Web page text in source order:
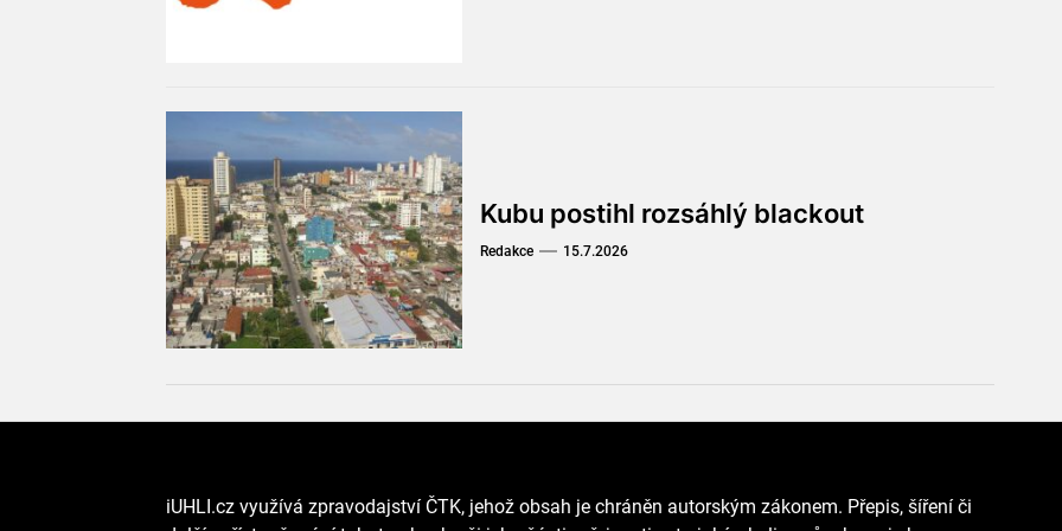
Kubu postihl rozsáhlý blackout
Redakce 15.7.2026
iUHLI.cz využívá zpravodajství ČTK, jehož obsah je chráněn autorským zákonem. Přepis, šíření či